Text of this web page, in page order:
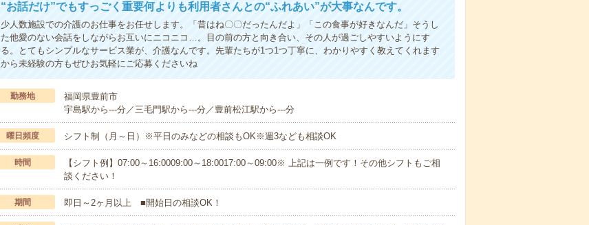
“お話だけ”でもすっごく重要何よりも利用者さんとの“ふれあい”が大事なんです。
少人数施設での介護のお仕事をお任せします。「昔はね〇〇だったんだよ」「この食事が好きなんだ」そうし
た他愛のない会話をしながらお互いにニコニコ…。目の前の方と向き合い、その人が過ごしやすいようにす
る。とてもシンプルなサービス業が、介護なんです。先輩たちが1つ1つ丁寧に、わかりやすく教えてくれます
から未経験の方もぜひお気軽にご応募くださいね
勤務地
福岡県豊前市
宇島駅から---分／三毛門駅から---分／豊前松江駅から---分
曜日頻度 シフト制（月～日）※平日のみなどの相談もOK※週3なども相談OK
時間
【シフト例】07:00～16:0009:00～18:0017:00～09:00※ 上記は一例です！その他シフトもご相
談ください！
期間 即日～2ヶ月以上 ■開始日の相談OK！